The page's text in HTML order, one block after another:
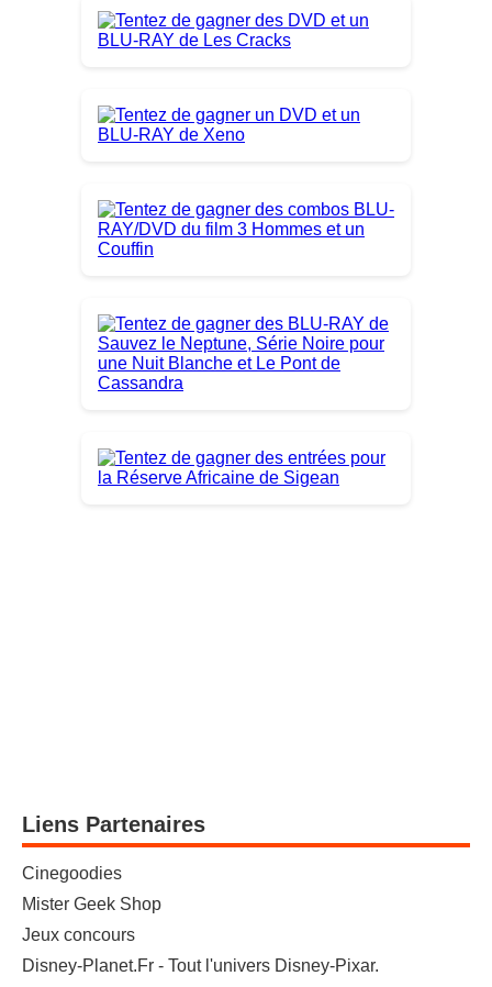
Liens Partenaires
Cinegoodies
Mister Geek Shop
Jeux concours
Disney-Planet.Fr - Tout l'univers Disney-Pixar.